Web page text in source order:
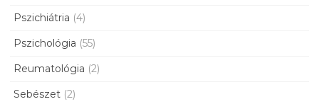
Pszichiátria (4)
Pszichológia (55)
Reumatológia (2)
Sebészet (2)